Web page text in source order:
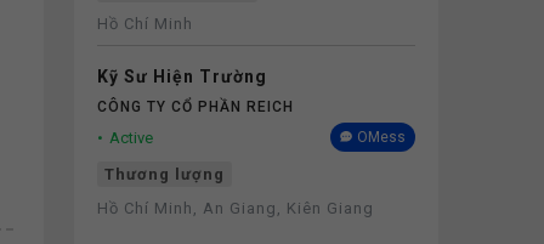
Hồ Chí Minh
Kỹ Sư Hiện Trường
CÔNG TY CỔ PHẦN REICH
Active OMess
Thương lượng
Hồ Chí Minh, An Giang, Kiên Giang